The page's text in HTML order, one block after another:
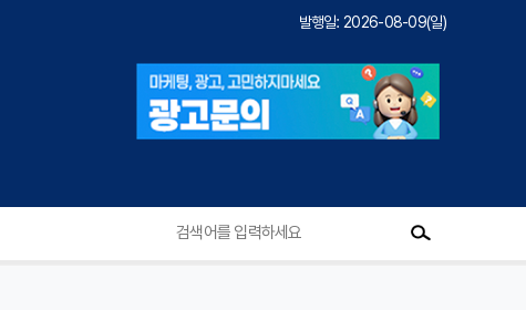
발행일: 2026-08-09(일)